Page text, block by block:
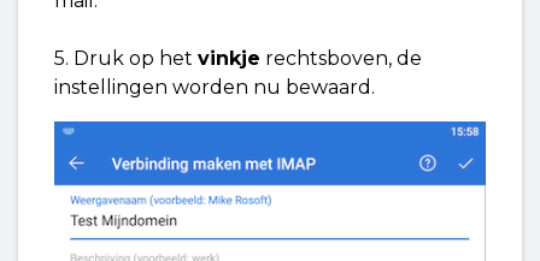
5. Druk op het vinkje rechtsboven, de
instellingen worden nu bewaard.